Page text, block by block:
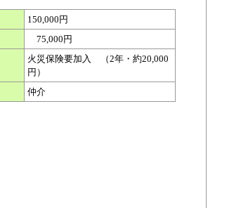
150,000円
75,000円
火災保険要加入 （2年・約20,000
円）
仲介